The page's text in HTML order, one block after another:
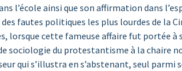
l’école ainsi que son affirmation dans
fautes politiques les plus lourdes de la
lorsque cette fameuse affaire fut portée à
sociologie du protestantisme à la chaire
qui s’illustra en s’abstenant, seul